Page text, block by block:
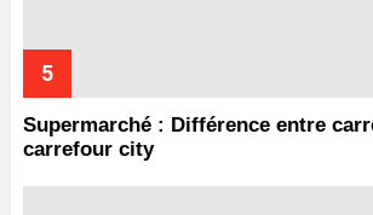
Supermarché : Différence entre
carrefour city